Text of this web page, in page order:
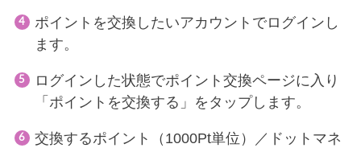
ポイントを交換したいアカウントでログインし
ます。
ログインした状態でポイント交換ページに入り
「ポイントを交換する」をタップします。
交換するポイント（1000Pt単位）／ドットマネ